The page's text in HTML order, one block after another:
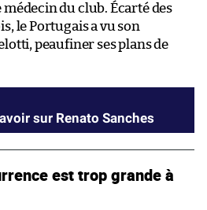
du club. Écarté des
le Portugais a vu son
peaufiner ses plans de
sur Renato Sanches
est trop grande à